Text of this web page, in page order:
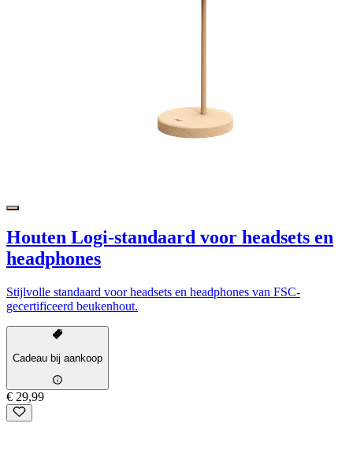
Houten Logi-standaard voor headsets en
headphones
Stijlvolle standaard voor headsets en headphones van FSC-
gecertificeerd beukenhout.
Cadeau bij aankoop
€ 29,99